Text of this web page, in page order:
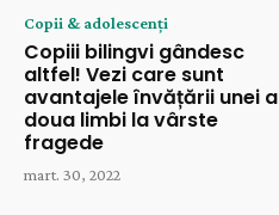
Copii & adolescenți
Copiii bilingvi gândesc
altfel! Vezi care sunt
avantajele învățării unei a
doua limbi la vârste
fragede
mart. 30, 2022